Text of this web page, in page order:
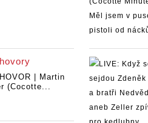
| Martin
(Cocotte...